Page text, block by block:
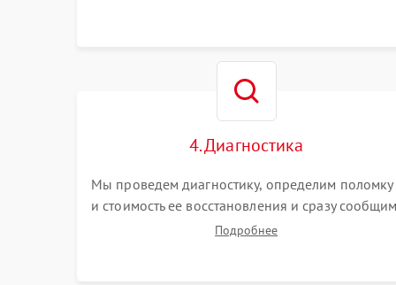
4. Диагностика
Мы проведем диагностику, определим поломку
и стоимость ее восстановления и сразу сообщим
вам о сроках ее ремонта.
Подробнее